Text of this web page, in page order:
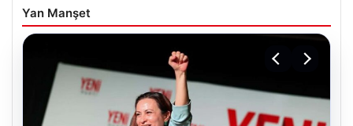
Yan Manşet